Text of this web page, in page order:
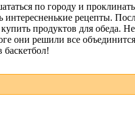
по городу и
рецепты.
продуктов для обеда.
они решили все
баскетбол!